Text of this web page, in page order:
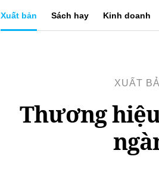
Xuất bản Sách hay Kinh doanh
XUẤT
Thương